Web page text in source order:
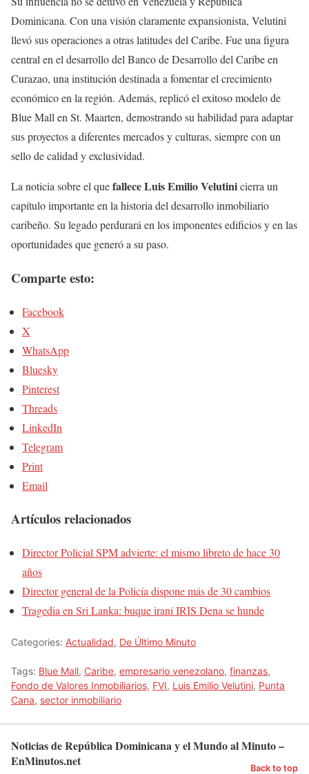
Dominicana. Con una visión claramente expansionista, Velutini
llevó sus operaciones a otras latitudes del Caribe. Fue una figura
central en el desarrollo del Banco de Desarrollo del Caribe en
Curazao, una institución destinada a fomentar el crecimiento
económico en la región. Además, replicó el exitoso modelo de
Blue Mall en St. Maarten, demostrando su habilidad para adaptar
sus proyectos a diferentes mercados y culturas, siempre con un
sello de calidad y exclusividad.
La noticia sobre el quefallece Luis Emilio Velutinicierra un
capítulo importante en la historia del desarrollo inmobiliario
caribeño. Su legado perdurará en los imponentes edificios y en las
oportunidades que generó a su paso.
Comparte esto:
Facebook
X
WhatsApp
Bluesky
Pinterest
Threads
LinkedIn
Telegram
Print
Email
Artículos relacionados
Director Policial SPM advierte: el mismo libreto de hace 30
años
Director general de la Policía dispone más de 30 cambios
Tragedia en Sri Lanka: buque iraní IRIS Dena se hunde
Categories: Actualidad, De Último Minuto
Tags: Blue Mall, Caribe, empresario venezolano, finanzas,
Fondo de Valores Inmobiliarios, FVI, Luis Emilio Velutini, Punta
Cana, sector inmobiliario
Noticias de República Dominicana y el Mundo al Minuto –
EnMinutos.net
Back to top